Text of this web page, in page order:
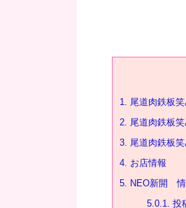
1. 尾道肉鉄板
2. 尾道肉鉄板
3. 尾道肉鉄板
4. お店情報
5. NEO新開
5.0.1. 投